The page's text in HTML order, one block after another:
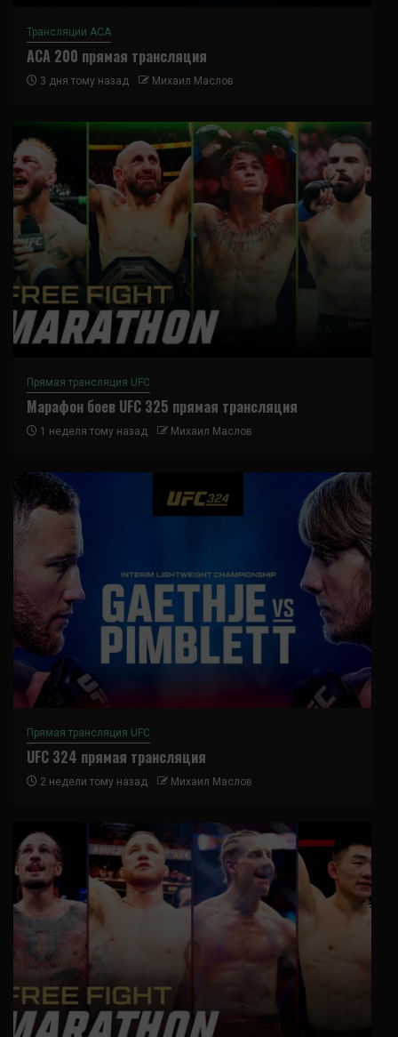
Трансляции ACA
ACA 200 прямая трансляция
3 дня тому назад Михаил Маслов
Прямая трансляция UFC
Марафон боев UFC 325 прямая трансляция
1 неделя тому назад Михаил Маслов
Прямая трансляция UFC
UFC 324 прямая трансляция
2 недели тому назад Михаил Маслов